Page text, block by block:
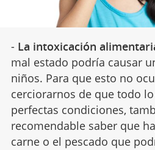
- La intoxicación
mal estado podría causar
niños. Para que esto no
cerciorarnos de que todo
perfectas condiciones,
recomendable saber que
carne o el pescado que